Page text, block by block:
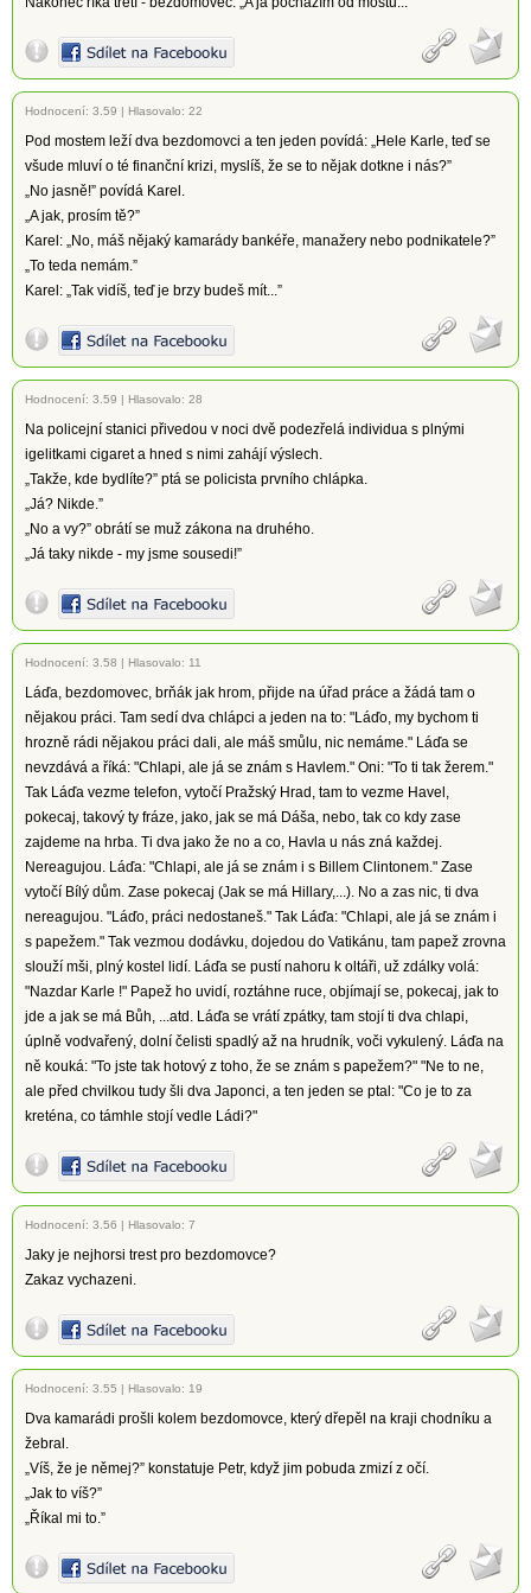
Hodnocení: 3.59 | Hlasovalo: 22
Pod mostem leží dva bezdomovci a ten jeden povídá: „Hele Karle, teď se
všude mluví o té finanční krizi, myslíš, že se to nějak dotkne i nás?”
„No jasně!” povídá Karel.
„A jak, prosím tě?”
Karel: „No, máš nějaký kamarády bankéře, manažery nebo podnikatele?”
„To teda nemám.”
Karel: „Tak vidíš, teď je brzy budeš mít...”
Hodnocení: 3.59 | Hlasovalo: 28
Na policejní stanici přivedou v noci dvě podezřelá individua s plnými
igelitkami cigaret a hned s nimi zahájí výslech.
„Takže, kde bydlíte?” ptá se policista prvního chlápka.
„Já? Nikde.”
„No a vy?” obrátí se muž zákona na druhého.
„Já taky nikde - my jsme sousedi!”
Hodnocení: 3.58 | Hlasovalo: 11
Láďa, bezdomovec, brňák jak hrom, přijde na úřad práce a žádá tam o
nějakou práci. Tam sedí dva chlápci a jeden na to: "Láďo, my bychom ti
hrozně rádi nějakou práci dali, ale máš smůlu, nic nemáme." Láďa se
nevzdává a říká: "Chlapi, ale já se znám s Havlem." Oni: "To ti tak žerem."
Tak Láďa vezme telefon, vytočí Pražský Hrad, tam to vezme Havel,
pokecaj, takový ty fráze, jako, jak se má Dáša, nebo, tak co kdy zase
zajdeme na hrba. Ti dva jako že no a co, Havla u nás zná každej.
Nereagujou. Láďa: "Chlapi, ale já se znám i s Billem Clintonem." Zase
vytočí Bílý dům. Zase pokecaj (Jak se má Hillary,...). No a zas nic, ti dva
nereagujou. "Láďo, práci nedostaneš." Tak Láďa: "Chlapi, ale já se znám i
s papežem." Tak vezmou dodávku, dojedou do Vatikánu, tam papež zrovna
slouží mši, plný kostel lidí. Láďa se pustí nahoru k oltáři, už zdálky volá:
"Nazdar Karle !" Papež ho uvidí, roztáhne ruce, objímají se, pokecaj, jak to
jde a jak se má Bůh, ...atd. Láďa se vrátí zpátky, tam stojí ti dva chlapi,
úplně vodvařený, dolní čelisti spadlý až na hrudník, voči vykulený. Láďa na
ně kouká: "To jste tak hotový z toho, že se znám s papežem?" "Ne to ne,
ale před chvilkou tudy šli dva Japonci, a ten jeden se ptal: "Co je to za
kreténa, co támhle stojí vedle Ládi?"
Hodnocení: 3.56 | Hlasovalo: 7
Jaky je nejhorsi trest pro bezdomovce?
Zakaz vychazeni.
Hodnocení: 3.55 | Hlasovalo: 19
Dva kamarádi prošli kolem bezdomovce, který dřepěl na kraji chodníku a
žebral.
„Víš, že je němej?” konstatuje Petr, když jim pobuda zmizí z očí.
„Jak to víš?”
„Říkal mi to.”